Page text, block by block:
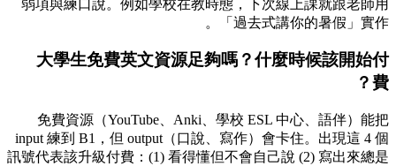
弱項與練口說。例如學校在教時態，下次線上課就跟老師用
「過去式講你的暑假」實作。
大學生免費英文資源足夠嗎？什麼時候該開始付
費？
免費資源（YouTube、Anki、學校 ESL 中心、語伴）能把
input 練到 B1，但 output（口說、寫作）會卡住。出現這 4 個
訊號代表該升級付費：(1) 看得懂但不會自己說 (2) 寫出來總是